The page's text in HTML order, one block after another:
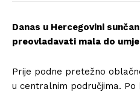
Danas u Hercegovini
preovladavati mala do
Prije podne pretežno
u centralnim područjima. Po